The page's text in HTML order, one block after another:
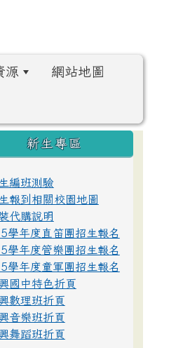
源 網站地圖
新生專區
編班測驗
報到相關校園地圖
代購說明
學年度直笛團招生報名
學年度管樂團招生報名
學年度童軍團招生報名
國中特色折頁
數理班折頁
音樂班折頁
舞蹈班折頁